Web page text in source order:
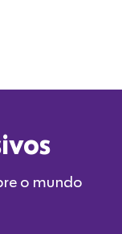
o mundo